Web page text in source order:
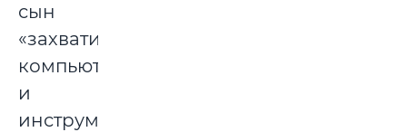
сын
«захватил»
компьютер
и
инструмент.